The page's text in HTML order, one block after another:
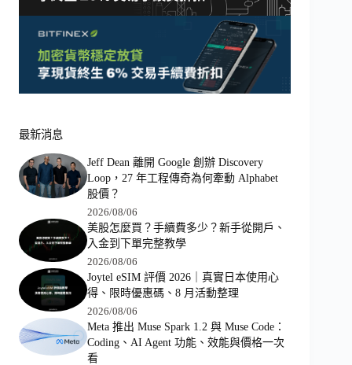
最新消息
Jeff Dean 離開 Google 創辦 Discovery
Loop，27 年工程傳奇為何牽動 Alphabet
股價？
2026/08/06
美股怎麼買？手續費多少？新手從開戶、
入金到下單完整教學
2026/08/06
Joytel eSIM 評價 2026｜真實日本使用心
得、限時優惠碼、8 月活動整理
2026/08/06
Meta 推出 Muse Spark 1.2 與 Muse Code：
Coding、AI Agent 功能、效能與價格一次
看